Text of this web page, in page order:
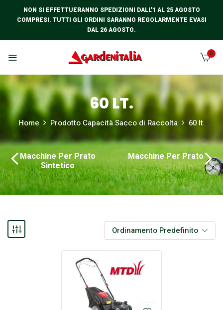
NON SI EFFETTUERANNO SPEDIZIONI DALL'1 AL 25 AGOSTO
COMPRESI. TUTTI GLI ORDINI SARANNO REGOLARMENTE EVASI
DAL 26 AGOSTO.
0
60 LT.
Home Prodotto Capacità Sacco di Raccolta 60 lt.
Macchine Per Prato
Sintetico
Macchine Per Prato
Ordinamento Predefinito